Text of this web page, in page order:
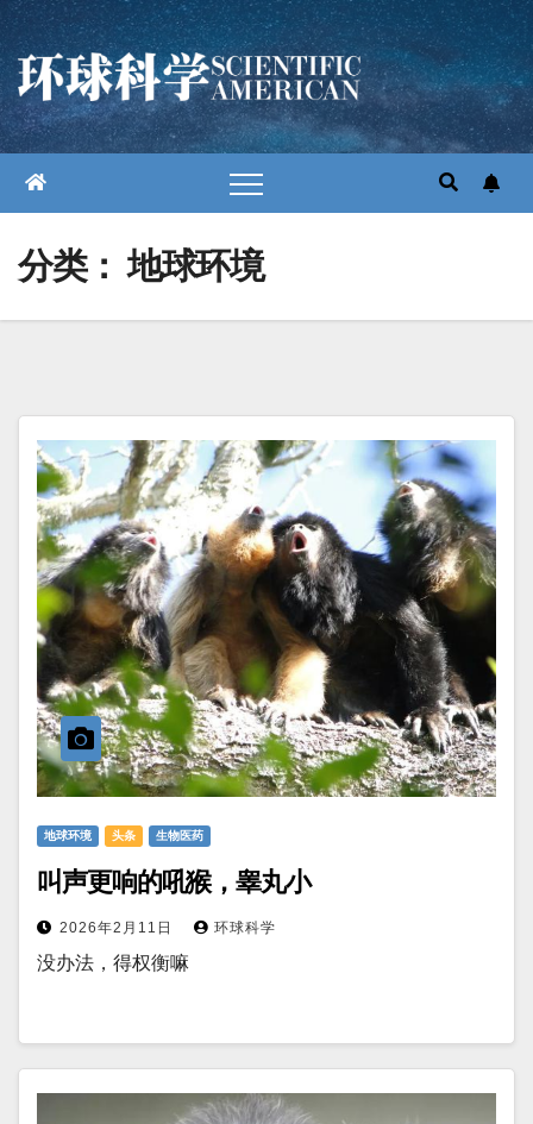
跳
至
内
容
分类：地球环境
地球环境 头条 生物医药
叫声更响的吼猴，睾丸小
2026年2月11日 环球科学
没办法，得权衡嘛